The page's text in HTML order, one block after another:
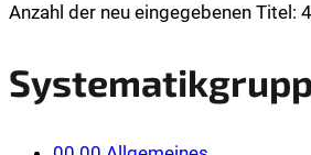
Anzahl der neu eingegebenen Titel: